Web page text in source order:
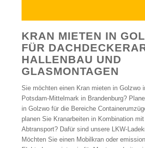
KRAN MIETEN IN
FÜR
HALLENBAU UND
GLASMONTAGEN
Sie möchten einen Kran mieten in Golzwo
Potsdam-Mittelmark in Brandenburg?
in Golzwo für die Bereiche
planen Sie Kranarbeiten in Kombination
Abtransport? Dafür sind unsere LKW-
Möchten Sie einen Mobilkran oder